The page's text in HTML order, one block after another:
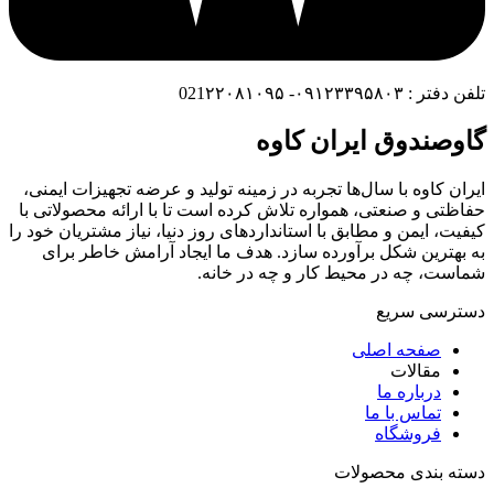
تلفن دفتر : ۰۹۱۲۳۳۹۵۸۰۳- 021۲۲۰۸۱۰۹۵
گاوصندوق ایران کاوه
ایران کاوه با سال‌ها تجربه در زمینه تولید و عرضه تجهیزات ایمنی،
حفاظتی و صنعتی، همواره تلاش کرده است تا با ارائه محصولاتی با
کیفیت، ایمن و مطابق با استانداردهای روز دنیا، نیاز مشتریان خود را
به بهترین شکل برآورده سازد. هدف ما ایجاد آرامش خاطر برای
شماست، چه در محیط کار و چه در خانه.
دسترسی سریع
صفحه اصلی
مقالات
درباره ما
تماس با ما
فروشگاه
دسته بندی محصولات